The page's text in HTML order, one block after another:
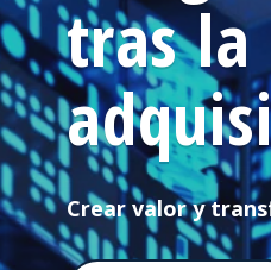
tras la
Crear valor y